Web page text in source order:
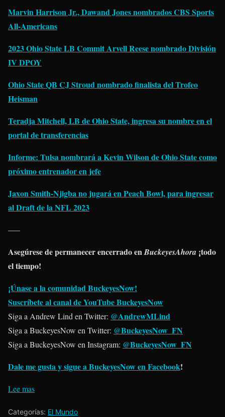
Marvin Harrison Jr., Dawand Jones nombrados CBS Sports
All-Americans
2023 Ohio State LB Commit Arvell Reese nombrado División
IV DPOY
Ohio State QB CJ Stroud nombrado finalista del Trofeo
Heisman
Teradja Mitchell, LB de Ohio State, ingresa su nombre en el
portal de transferencias
Informe: Tulsa nombrará a Kevin Wilson de Ohio State como
próximo entrenador en jefe
Jaxon Smith-Njigba no jugará en Peach Bowl, para ingresar
al Draft de la NFL 2023
—–
Asegúrese de permanecer encerrado enBuckeyesAhora ¡todo
el tiempo!
¡Únase a la comunidad BuckeyesNow!
Suscríbete al canal de YouTube BuckeyesNow
Siga a Andrew Lind en Twitter: @AndrewMLind
Siga a BuckeyesNow en Twitter: @BuckeyesNow_FN
Siga a BuckeyesNow en Instagram: @BuckeyesNow_FN
Dale me gusta y sigue a BuckeyesNow en Facebook!
Lee mas
Categorías: El Mundo